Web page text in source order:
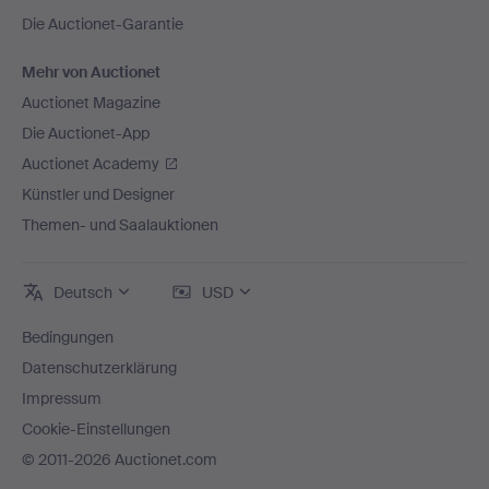
Die Auctionet-Garantie
Mehr von Auctionet
Auctionet Magazine
Die Auctionet-App
Auctionet Academy
Künstler und Designer
Themen- und Saalauktionen
Deutsch USD
Bedingungen
Datenschutzerklärung
Impressum
Cookie-Einstellungen
© 2011-2026 Auctionet.com